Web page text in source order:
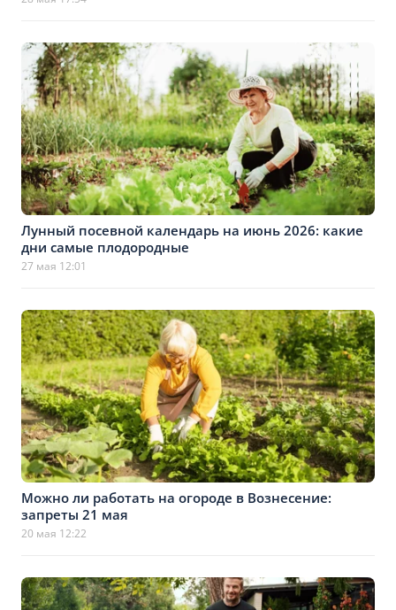
Лунный посевной календарь на июнь 2026: какие
дни самые плодородные
27 мая 12:01
Можно ли работать на огороде в Вознесение:
запреты 21 мая
20 мая 12:22